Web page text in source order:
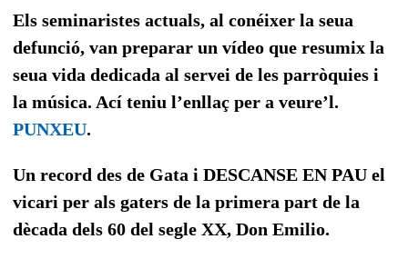
Els seminaristes actuals, al conéixer la seua
defunció, van preparar un vídeo que resumix la
seua vida dedicada al servei de les parròquies i
la música. Ací teniu l’enllaç per a veure’l.
PUNXEU.
Un record des de Gata i DESCANSE EN PAU el
vicari per als gaters de la primera part de la
dècada dels 60 del segle XX, Don Emilio.